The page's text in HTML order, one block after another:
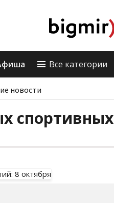
Все категории
новости
спортивных